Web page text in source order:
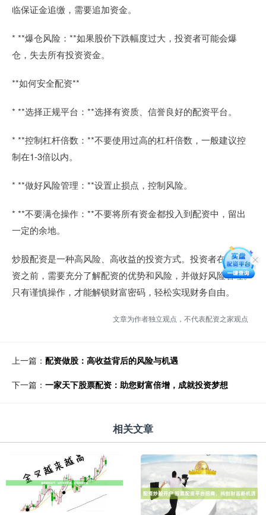
临保证金追缴，需要追加资金。
* **爆仓风险：**如果股价下跌幅度过大，投资者可能会爆
仓，失去所有投资资金。
**如何安全配资**
* **选择正规平台：**选择有资质、信誉良好的配资平台。
* **控制杠杆倍数：**不要使用过高的杠杆倍数，一般建议控
制在1-3倍以内。
* **做好风险管理：**设置止损点，控制风险。
* **不要满仓操作：**不要将所有资金都投入到配资中，留出
一定的余地。
炒股配资是一种高风险、高收益的投资方式。投资者在进行配
资之前，需要充分了解配资的优势和风险，并做好风险管理。
只有谨慎操作，才能解锁财富密码，轻松实现财务自由。
文章为作者独立观点，不代表配资之家观点
上一篇： 配资做股：高收益背后的风险与机遇
下一篇： 一家天下股票配资：助您财富倍增，成就投资梦想
相关文章